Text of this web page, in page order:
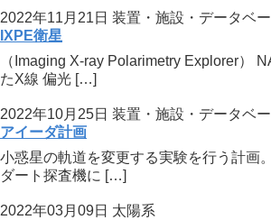
2022年11月21日 装置・施設・データベ
IXPE衛星
（Imaging X-ray Polarimetry Explorer）
たX線 偏光 […]
2022年10月25日 装置・施設・データベ
アイーダ計画
小惑星の軌道を変更する実験を行う計画
ダート探査機に […]
2022年03月09日 太陽系